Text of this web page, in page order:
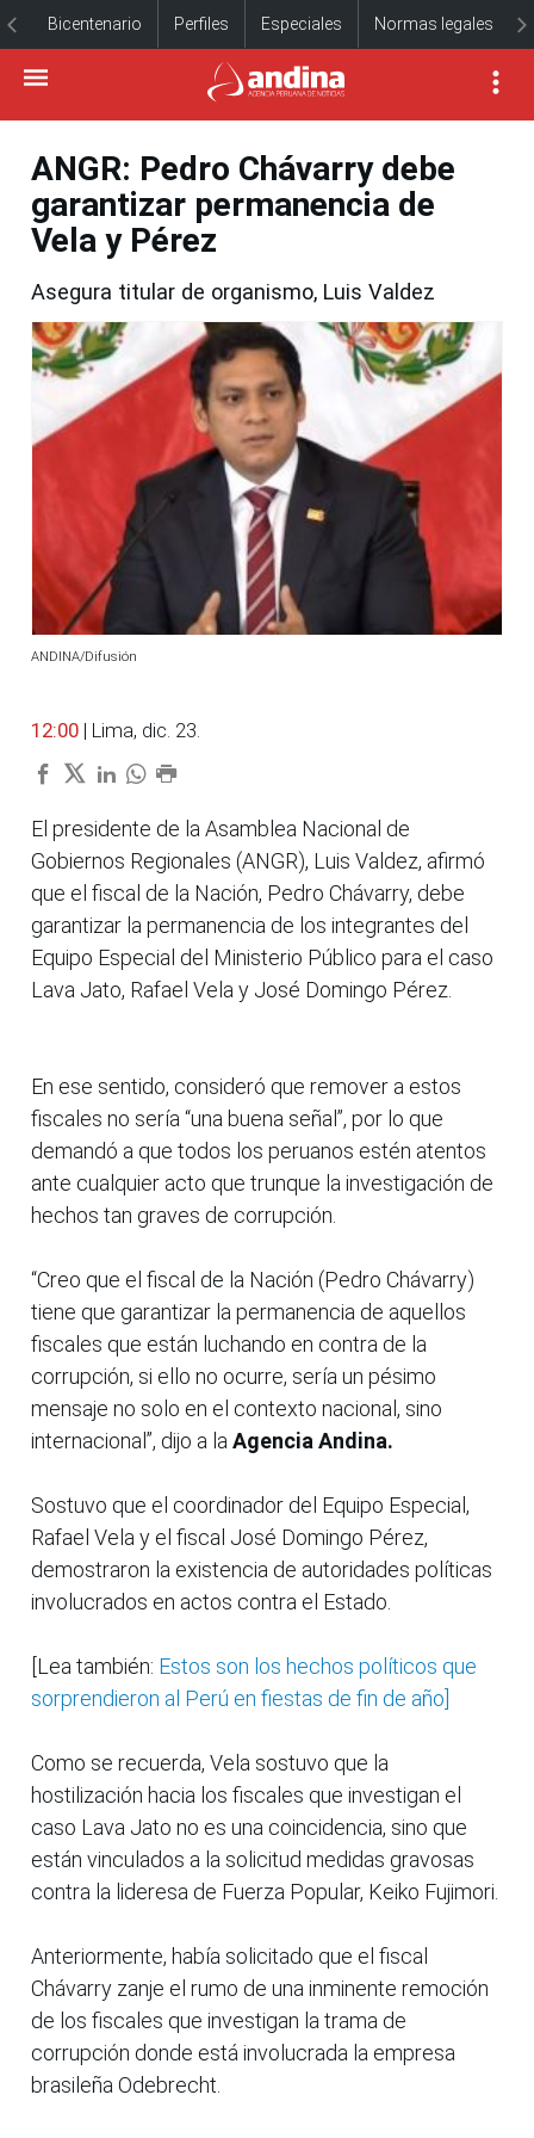
Bicentenario Perfiles Especiales Normas legales
ANGR: Pedro Chávarry debe
garantizar permanencia de
Vela y Pérez
Asegura titular de organismo, Luis Valdez
ANDINA/Difusión
12:00 | Lima, dic. 23.
El presidente de la Asamblea Nacional de
Gobiernos Regionales (ANGR), Luis Valdez, afirmó
que el fiscal de la Nación, Pedro Chávarry, debe
garantizar la permanencia de los integrantes del
Equipo Especial del Ministerio Público para el caso
Lava Jato, Rafael Vela y José Domingo Pérez.
En ese sentido, consideró que remover a estos
fiscales no sería “una buena señal”, por lo que
demandó a que todos los peruanos estén atentos
ante cualquier acto que trunque la investigación de
hechos tan graves de corrupción.
“Creo que el fiscal de la Nación (Pedro Chávarry)
tiene que garantizar la permanencia de aquellos
fiscales que están luchando en contra de la
corrupción, si ello no ocurre, sería un pésimo
mensaje no solo en el contexto nacional, sino
internacional”, dijo a la Agencia Andina.
Sostuvo que el coordinador del Equipo Especial,
Rafael Vela y el fiscal José Domingo Pérez,
demostraron la existencia de autoridades políticas
involucrados en actos contra el Estado.
[Lea también: Estos son los hechos políticos que
sorprendieron al Perú en fiestas de fin de año]
Como se recuerda, Vela sostuvo que la
hostilización hacia los fiscales que investigan el
caso Lava Jato no es una coincidencia, sino que
están vinculados a la solicitud medidas gravosas
contra la lideresa de Fuerza Popular, Keiko Fujimori.
Anteriormente, había solicitado que el fiscal
Chávarry zanje el rumo de una inminente remoción
de los fiscales que investigan la trama de
corrupción donde está involucrada la empresa
brasileña Odebrecht.